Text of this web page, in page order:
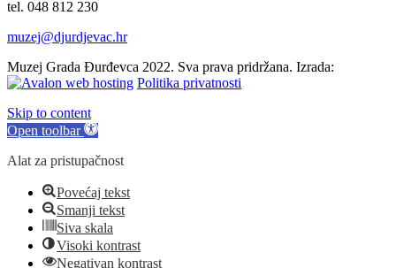
tel. 048 812 230
muzej@djurdjevac.hr
Muzej Grada Đurđevca 2022. Sva prava pridržana. Izrada:
Politika privatnosti
Skip to content
Open toolbar
Alat za pristupačnost
Povećaj tekst
Smanji tekst
Siva skala
Visoki kontrast
Negativan kontrast